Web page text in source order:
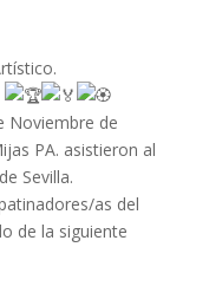
Noviembre de
PA. asistieron al
Sevilla.
as del
de la siguiente